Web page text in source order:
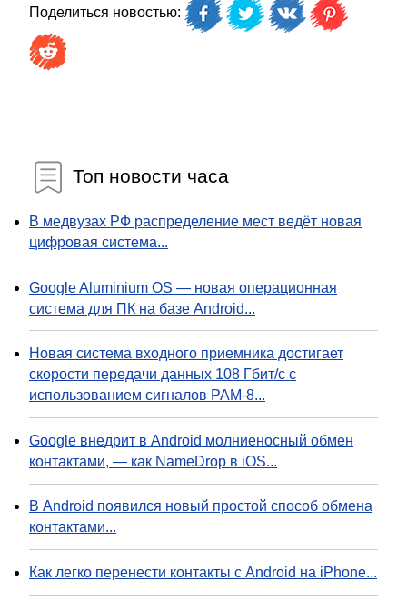
Поделиться новостью:
Топ новости часа
В медвузах РФ распределение мест ведёт новая
цифровая система...
Google Aluminium OS — новая операционная
система для ПК на базе Android...
Новая система входного приемника достигает
скорости передачи данных 108 Гбит/с с
использованием сигналов PAM-8...
Google внедрит в Android молниеносный обмен
контактами, — как NameDrop в iOS...
В Android появился новый простой способ обмена
контактами...
Как легко перенести контакты с Android на iPhone...